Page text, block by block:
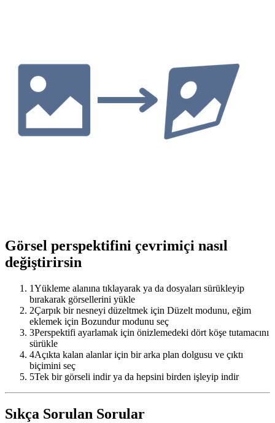
Görsel perspektifini çevrimiçi nasıl
değiştirirsin
1Yükleme alanına tıklayarak ya da dosyaları sürükleyip
bırakarak görsellerini yükle
2Çarpık bir nesneyi düzeltmek için Düzelt modunu, eğim
eklemek için Bozundur modunu seç
3Perspektifi ayarlamak için önizlemedeki dört köşe tutamacını
sürükle
4Açıkta kalan alanlar için bir arka plan dolgusu ve çıktı
biçimini seç
5Tek bir görseli indir ya da hepsini birden işleyip indir
Sıkça Sorulan Sorular